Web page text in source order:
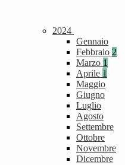
2024
Gennaio
Febbraio 2
Marzo 1
Aprile 1
Maggio
Giugno
Luglio
Agosto
Settembre
Ottobre
Novembre
Dicembre